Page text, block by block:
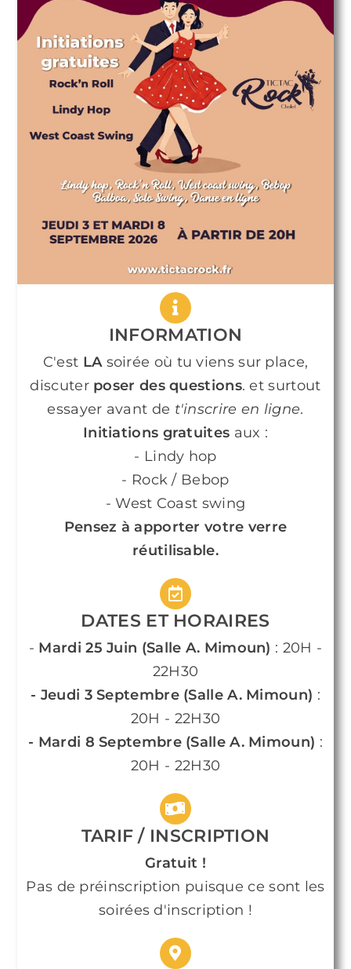
INFORMATION
C'est LAsoirée où tu viens sur place,
discuter poser des questions. et surtout
essayer avant de t'inscrire en ligne.
Initiations gratuites aux :
- Lindy hop
- Rock / Bebop
- West Coast swing
Pensez à apporter votre verre
réutilisable.
DATES ET HORAIRES
- Mardi 25 Juin (Salle A. Mimoun) : 20H -
22H30
- Jeudi 3 Septembre (Salle A. Mimoun) :
20H - 22H30
- Mardi 8 Septembre (Salle A. Mimoun) :
20H - 22H30
TARIF / INSCRIPTION
Gratuit !
Pas de préinscription puisque ce sont les
soirées d'inscription !